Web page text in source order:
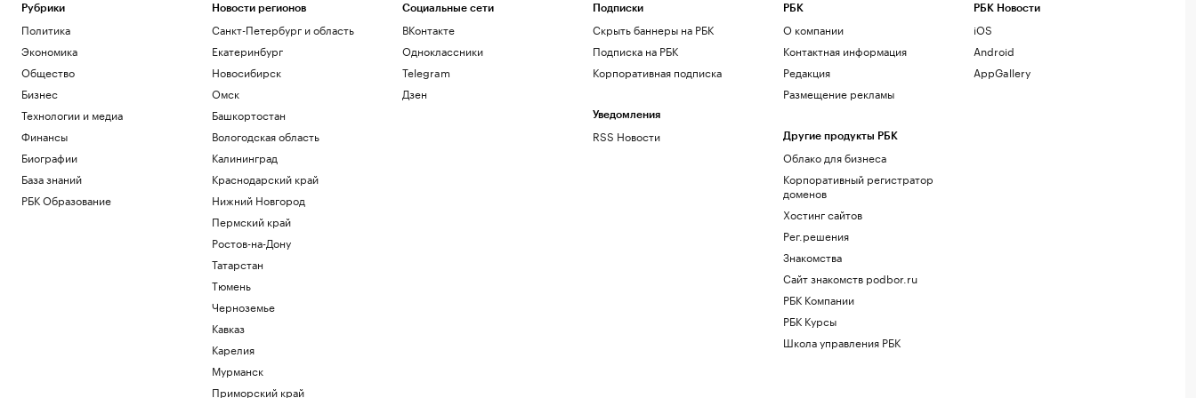
Рубрики
Политика
Экономика
Общество
Бизнес
Технологии и медиа
Финансы
Биографии
База знаний
РБК Образование
Новости регионов
Санкт-Петербург и область
Екатеринбург
Новосибирск
Омск
Башкортостан
Вологодская область
Калининград
Краснодарский край
Нижний Новгород
Пермский край
Ростов-на-Дону
Татарстан
Тюмень
Черноземье
Кавказ
Карелия
Мурманск
Приморский край
Социальные сети
ВКонтакте
Одноклассники
Telegram
Дзен
Подписки
Скрыть баннеры на РБК
Подписка на РБК
Корпоративная подписка
Уведомления
RSS Новости
РБК
О компании
Контактная информация
Редакция
Размещение рекламы
Другие продукты РБК
Облако для бизнеса
Корпоративный регистратор
доменов
Хостинг сайтов
Рег.решения
Знакомства
Сайт знакомств podbor.ru
РБК Компании
РБК Курсы
Школа управления РБК
РБК Новости
iOS
Android
AppGallery